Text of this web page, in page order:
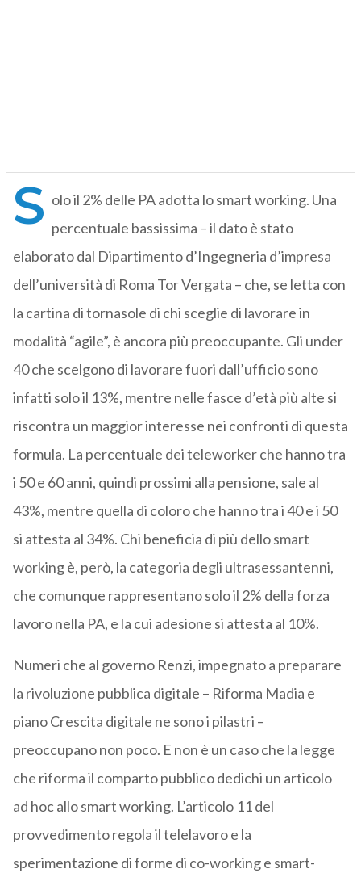
S olo il 2% delle PA adotta lo smart working. Una
percentuale bassissima – il dato è stato
elaborato dal Dipartimento d’Ingegneria d’impresa
dell’università di Roma Tor Vergata – che, se letta con
la cartina di tornasole di chi sceglie di lavorare in
modalità “agile”, è ancora più preoccupante. Gli under
40 che scelgono di lavorare fuori dall’ufficio sono
infatti solo il 13%, mentre nelle fasce d’età più alte si
riscontra un maggior interesse nei confronti di questa
formula. La percentuale dei teleworker che hanno tra
i 50 e 60 anni, quindi prossimi alla pensione, sale al
43%, mentre quella di coloro che hanno tra i 40 e i 50
si attesta al 34%. Chi beneficia di più dello smart
working è, però, la categoria degli ultrasessantenni,
che comunque rappresentano solo il 2% della forza
lavoro nella PA, e la cui adesione si attesta al 10%.
Numeri che al governo Renzi, impegnato a preparare
la rivoluzione pubblica digitale – Riforma Madia e
piano Crescita digitale ne sono i pilastri –
preoccupano non poco. E non è un caso che la legge
che riforma il comparto pubblico dedichi un articolo
ad hoc allo smart working. L’articolo 11 del
provvedimento regola il telelavoro e la
sperimentazione di forme di co-working e smart-